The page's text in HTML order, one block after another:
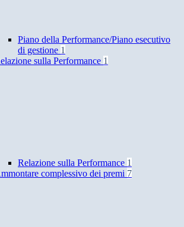
Piano della Performance/Piano esecutivo
di gestione 1
sulla Performance 1
Relazione sulla Performance 1
complessivo dei premi 7